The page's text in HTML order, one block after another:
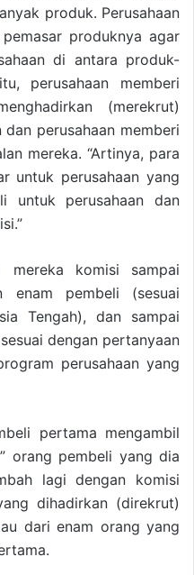
produk. Perusahaan
produknya agar
di antara produk-
perusahaan memberi
(merekrut)
perusahaan memberi
mereka. “Artinya, para
untuk perusahaan yang
untuk perusahaan dan
mereka komisi sampai
enam pembeli (sesuai
Tengah), dan sampai
dengan pertanyaan
perusahaan yang
pertama mengambil
orang pembeli yang dia
lagi dengan komisi
dihadirkan (direkrut)
dari enam orang yang